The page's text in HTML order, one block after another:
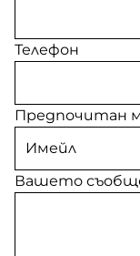
Телефон
Предпочитан
Вашето